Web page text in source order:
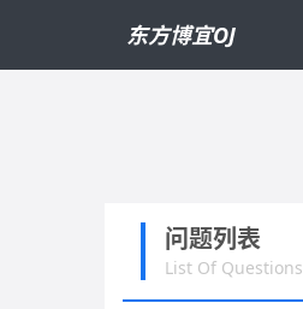
东方博宜OJ
问题列表
List Of Questions